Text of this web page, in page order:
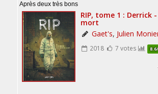
Après deux très bons